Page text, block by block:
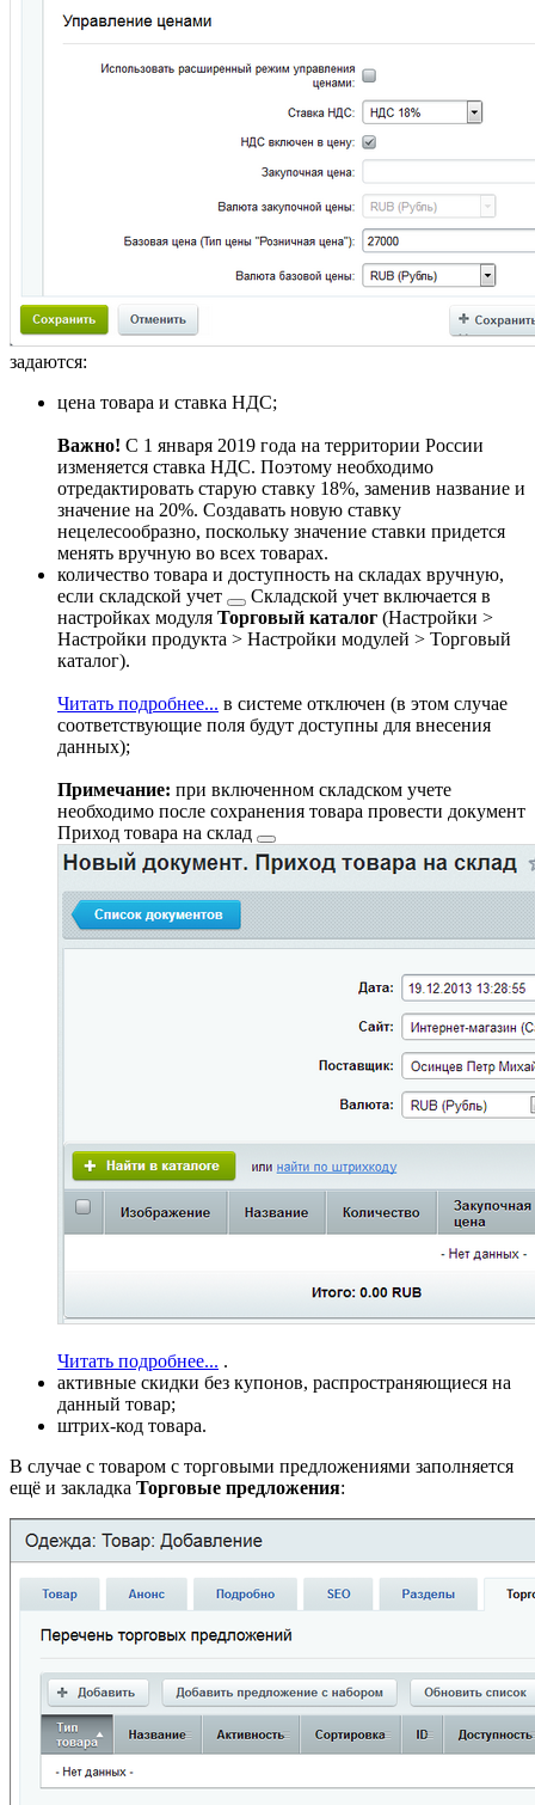
задаются:
цена товара и ставка НДС;
Важно! С 1 января 2019 года на территории России
изменяется ставка НДС. Поэтому необходимо
отредактировать старую ставку 18%, заменив название и
значение на 20%. Создавать новую ставку
нецелесообразно, поскольку значение ставки придется
менять вручную во всех товарах.
количество товара и доступность на складах вручную,
если складской учет
Складской учет включается в
настройках модуля Торговый каталог (Настройки >
Настройки продукта > Настройки модулей > Торговый
каталог).
Читать подробнее... в системе отключен (в этом случае
соответствующие поля будут доступны для внесения
данных);
Примечание: при включенном складском учете
необходимо после сохранения товара провести документ
Приход товара на склад
Читать подробнее... .
активные скидки без купонов, распространяющиеся на
данный товар;
штрих-код товара.
В случае с товаром с торговыми предложениями заполняется
ещё и закладка Торговые предложения: